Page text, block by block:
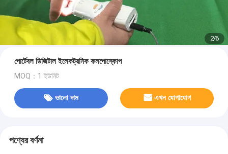
2/6
পোর্টেবল ডিজিটাল ইলেকট্রনিক কলপোস্কোপ
MOQ：1 ইউনিট
ভালো দাম এখন যোগাযোগ
পণ্যের বর্ণনা